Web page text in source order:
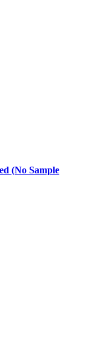
(No Sample